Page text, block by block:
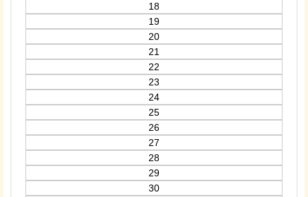
18
19
20
21
22
23
24
25
26
27
28
29
30